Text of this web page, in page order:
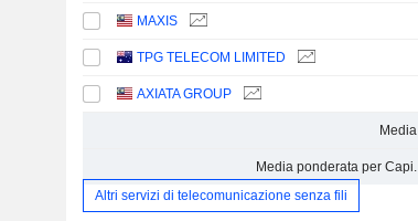
MAXIS
TPG TELECOM LIMITED
AXIATA GROUP
Media
Media ponderata per Capi.
Altri servizi di telecomunicazione senza fili